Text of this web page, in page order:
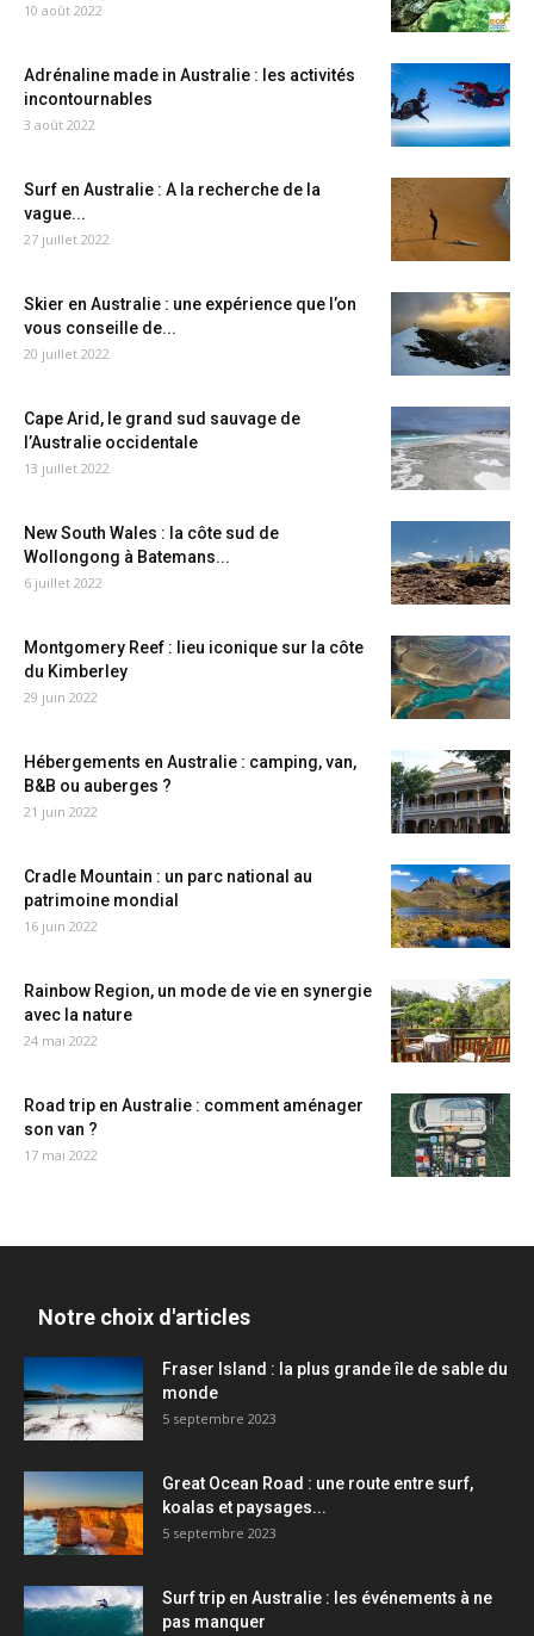
10 août 2022
Adrénaline made in Australie : les activités
incontournables
3 août 2022
Surf en Australie : A la recherche de la
vague...
27 juillet 2022
Skier en Australie : une expérience que l’on
vous conseille de...
20 juillet 2022
Cape Arid, le grand sud sauvage de
l’Australie occidentale
13 juillet 2022
New South Wales : la côte sud de
Wollongong à Batemans...
6 juillet 2022
Montgomery Reef : lieu iconique sur la côte
du Kimberley
29 juin 2022
Hébergements en Australie : camping, van,
B&B ou auberges ?
21 juin 2022
Cradle Mountain : un parc national au
patrimoine mondial
16 juin 2022
Rainbow Region, un mode de vie en synergie
avec la nature
24 mai 2022
Road trip en Australie : comment aménager
son van ?
17 mai 2022
Notre choix d'articles
Fraser Island : la plus grande île de sable du
monde
5 septembre 2023
Great Ocean Road : une route entre surf,
koalas et paysages...
5 septembre 2023
Surf trip en Australie : les événements à ne
pas manquer